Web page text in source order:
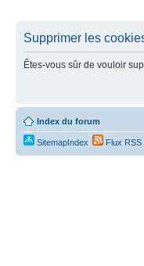
Supprimer les
Êtes-vous sûr de vouloir
Index du forum
SitemapIndex Flux RSS